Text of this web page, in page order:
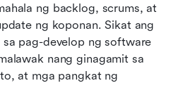
ng backlog, scrums, at
ng koponan. Sikat ang
pag-develop ng software
nang ginagamit sa
at mga pangkat ng